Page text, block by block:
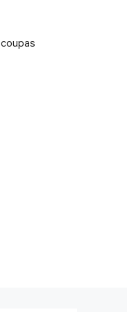
coupas